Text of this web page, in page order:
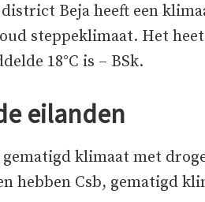
Beja heeft een
steppeklimaat. Het
18°C is – BSk.
eilanden
gematigd klimaat met
hebben Csb, gematigd